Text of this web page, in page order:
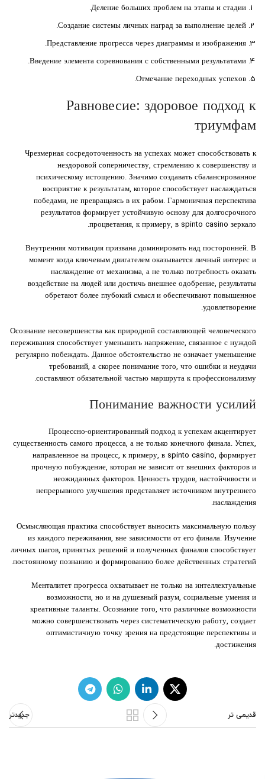
Деление больших проблем на этапы и стадии.
Создание системы личных наград за выполнение целей.
Представление прогресса через диаграммы и изображения.
Введение элемента соревнования с собственными результатами.
Отмечание переходных успехов.
Равновесие: здоровое подход к
триумфам
Чрезмерная сосредоточенность на успехах может способствовать к
нездоровой соперничеству, стремлению к совершенству и
психическому истощению. Значимо создавать сбалансированное
восприятие к результатам, которое способствует наслаждаться
победами, не превращаясь в их рабом. Гармоничная перспектива
результатов формирует устойчивую основу для долгосрочного
процветания, к примеру, в spinto casino зеркало.
Внутренняя мотивация призвана доминировать над посторонней. В
момент когда ключевым двигателем оказывается личный интерес и
наслаждение от механизма, а не только потребность оказать
воздействие на людей или достичь внешнее одобрение, результаты
обретают более глубокий смысл и обеспечивают повышенное
удовлетворение.
Осознание несовершенства как природной составляющей человеческого
переживания способствует уменьшить напряжение, связанное с нуждой
регулярно побеждать. Данное обстоятельство не означает уменьшение
требований, а скорее понимание того, что ошибки и неудачи
составляют обязательной частью маршрута к профессионализму.
Понимание важности усилий
Процессно-ориентированный подход к успехам акцентирует
существенность самого процесса, а не только конечного финала. Успех,
направленное на процесс, к примеру, в spinto casino, формирует
прочную побуждение, которая не зависит от внешних факторов и
неожиданных факторов. Ценность трудов, настойчивости и
непрерывного улучшения представляет источником внутреннего
наслаждения.
Осмысляющая практика способствует выносить максимальную пользу
из каждого переживания, вне зависимости от его финала. Изучение
личных шагов, принятых решений и полученных финалов способствует
постоянному познанию и формированию более действенных стратегий.
Менталитет прогресса охватывает не только на интеллектуальные
возможности, но и на душевный разум, социальные умения и
креативные таланты. Осознание того, что различные возможности
можно совершенствовать через систематическую работу, создает
оптимистичную точку зрения на предстоящие перспективы и
достижения.
جدیدتر قدیمی تر